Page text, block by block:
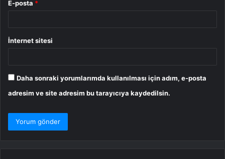
E-posta *
İnternet sitesi
Daha sonraki yorumlarımda kullanılması için adım, e-posta
adresim ve site adresim bu tarayıcıya kaydedilsin.